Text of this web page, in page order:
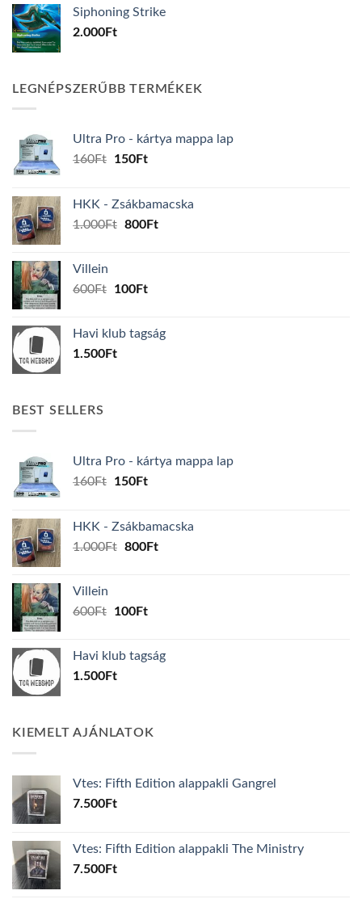
Siphoning Strike
2.000Ft
LEGNÉPSZERŰBB TERMÉKEK
Ultra Pro - kártya mappa lap
160Ft
Original
160Ft.
150FtCurrent
150Ft.
HKK - Zsákbamacska
1.000Ft Original
800FtCurrent
Villein
600Ft
Original
600Ft.
100FtCurrent
100Ft.
Havi klub tagság
1.500Ft
BEST SELLERS
Ultra Pro - kártya mappa lap
160Ft
Original
160Ft.
150FtCurrent
150Ft.
HKK - Zsákbamacska
1.000Ft Original
800FtCurrent
Villein
600Ft
Original
600Ft.
100FtCurrent
100Ft.
Havi klub tagság
1.500Ft
KIEMELT AJÁNLATOK
Vtes: Fifth Edition alappakli Gangrel
7.500Ft
Vtes: Fifth Edition alappakli The Ministry
7.500Ft